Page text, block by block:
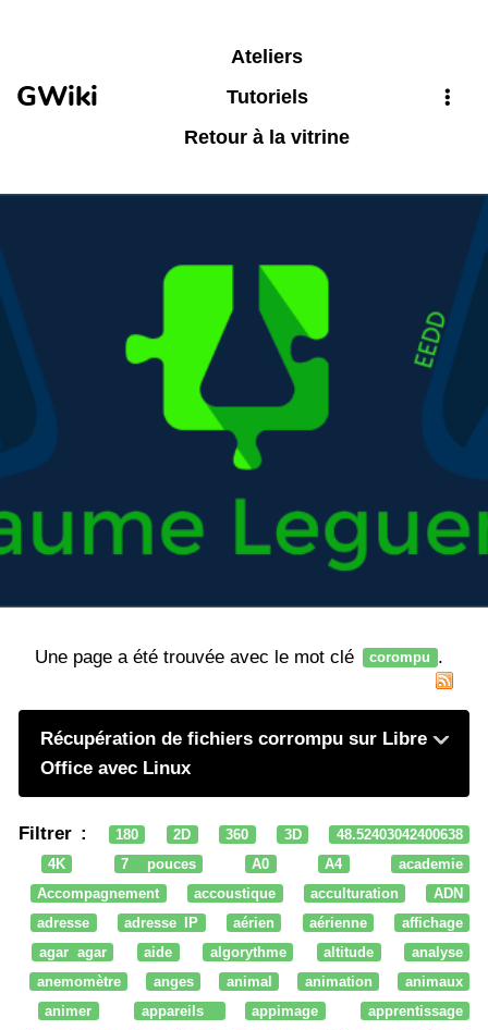
GWiki
Ateliers
Tutoriels
Retour à la vitrine
Une page a été trouvée avec le mot clé corompu .
Récupération de fichiers corrompu sur Libre
Office avec Linux
Filtrer : 180 2D 360 3D
48.52403042400638
4K
7 pouces A0 A4
academie
Accompagnement
accoustique acculturation
ADN
adresse
adresse IP aérien aérienne
affichage
agar agar
aide algorythme altitude
analyse
anemomètre
anges animal animation
animaux
animer
appareils appimage
apprentissage